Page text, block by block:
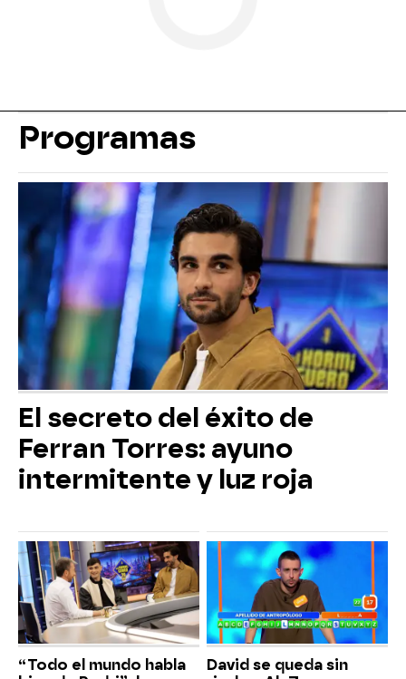
Programas
El secreto del éxito de
Ferran Torres: ayuno
intermitente y luz roja
“Todo el mundo habla
David se queda sin